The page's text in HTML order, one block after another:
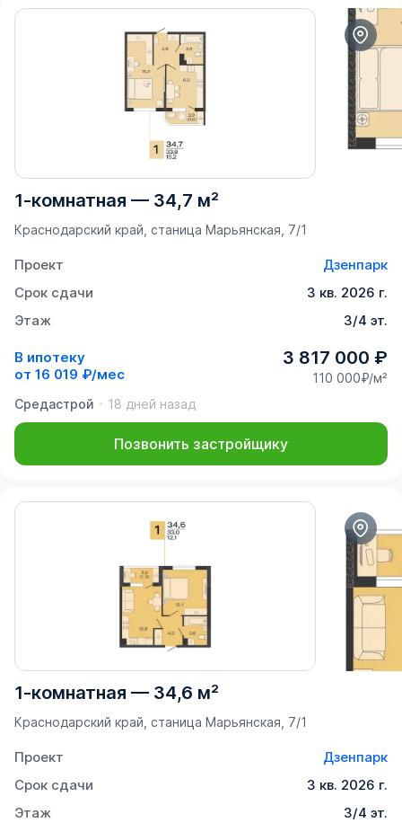
1-комнатная — 34,7 м²
Краснодарский край, станица Марьянская, 7/1
Проект
Дзенпарк
Срок сдачи
3 кв. 2026 г.
Этаж
3/4 эт.
В ипотеку
от 16 019 ₽/мес
3 817 000 ₽
110 000₽/м²
Средастрой
18 дней назад
Позвонить застройщику
1-комнатная — 34,6 м²
Краснодарский край, станица Марьянская, 7/1
Проект
Дзенпарк
Срок сдачи
3 кв. 2026 г.
Этаж
3/4 эт.